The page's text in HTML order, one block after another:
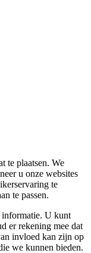
te plaatsen. We
u onze websites
te
te passen.
U kunt
er rekening mee dat
invloed kan zijn op
we kunnen bieden.